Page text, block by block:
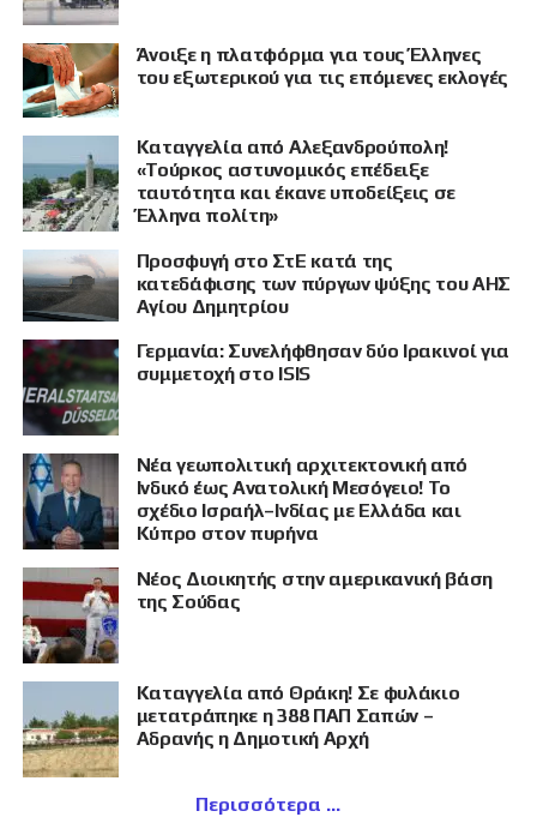
Άνοιξε η πλατφόρμα για τους Έλληνες
του εξωτερικού για τις επόμενες εκλογές
Καταγγελία από Αλεξανδρούπολη!
«Τούρκος αστυνομικός επέδειξε
ταυτότητα και έκανε υποδείξεις σε
Έλληνα πολίτη»
Προσφυγή στο ΣτΕ κατά της
κατεδάφισης των πύργων ψύξης του ΑΗΣ
Αγίου Δημητρίου
Γερμανία: Συνελήφθησαν δύο Ιρακινοί για
συμμετοχή στο ISIS
Νέα γεωπολιτική αρχιτεκτονική από
Ινδικό έως Ανατολική Μεσόγειο! Το
σχέδιο Ισραήλ–Ινδίας με Ελλάδα και
Κύπρο στον πυρήνα
Νέος Διοικητής στην αμερικανική βάση
της Σούδας
Καταγγελία από Θράκη! Σε φυλάκιο
μετατράπηκε η 388 ΠΑΠ Σαπών –
Αδρανής η Δημοτική Αρχή
Περισσότερα